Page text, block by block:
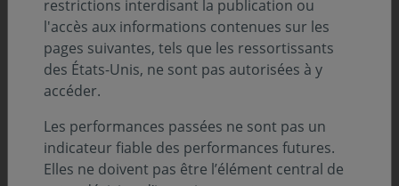
restrictions interdisant la publication ou
l'accès aux informations contenues sur les
pages suivantes, tels que les ressortissants
des États-Unis, ne sont pas autorisées à y
accéder.
Les performances passées ne sont pas un
indicateur fiable des performances futures.
Elles ne doivent pas être l’élément central de